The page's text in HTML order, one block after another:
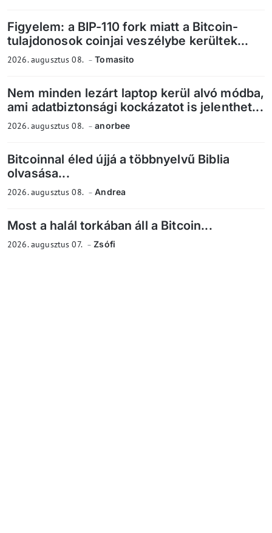
Figyelem: a BIP-110 fork miatt a Bitcoin-
tulajdonosok coinjai veszélybe kerültek...
2026. augusztus 08. Tomasito
Nem minden lezárt laptop kerül alvó módba,
ami adatbiztonsági kockázatot is jelenthet...
2026. augusztus 08. anorbee
Bitcoinnal éled újjá a többnyelvű Biblia
olvasása...
2026. augusztus 08. Andrea
Most a halál torkában áll a Bitcoin...
2026. augusztus 07. Zsófi